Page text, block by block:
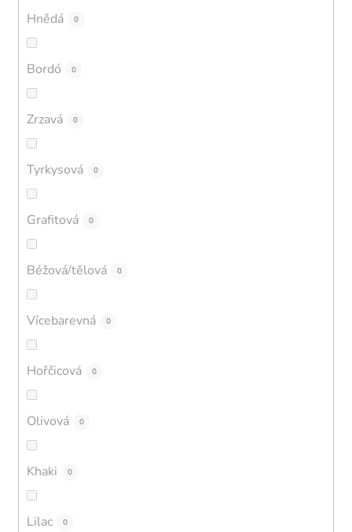
Hnědá 0
Bordó 0
Zrzavá 0
Tyrkysová 0
Grafitová 0
Béžová/tělová 0
Vícebarevná 0
Hořčicová 0
Olivová 0
Khaki 0
Lilac 0